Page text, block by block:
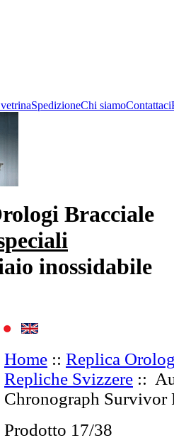
SpedizioneChi siamoContattaci
Bracciale
inossidabile
Home :: Replica
Repliche Svizzere ::
Chronograph
Prodotto 17/38